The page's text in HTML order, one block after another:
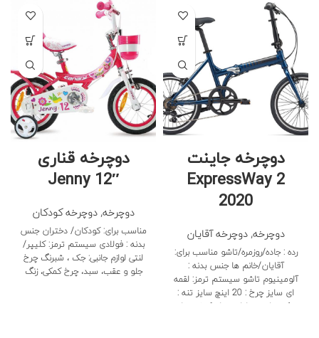
دوچرخه جاینت
ExpressWay 2
2020
دوچرخه, دوچرخه آقایان
رده : جاده/روزمره/تاشو مناسب برای:
آقایان/خانم ها جنس بدنه :
آلومینیوم تاشو سیستم ترمز: لقمه
ای سایز چرخ : 20 اینچ سایز تنه :
تک سایز وسایل همراه: کیف حمل
دوچرخه قناری
Jenny 12″
دوچرخه, دوچرخه کودکان
مناسب برای: کودکان/ دختران جنس
بدنه : فولادی سیستم ترمز: کلیپر/
لنتی لوازم جانبی: جک ، شبرنگ چرخ
جلو و عقب، سبد، چرخ کمکی، زنگ